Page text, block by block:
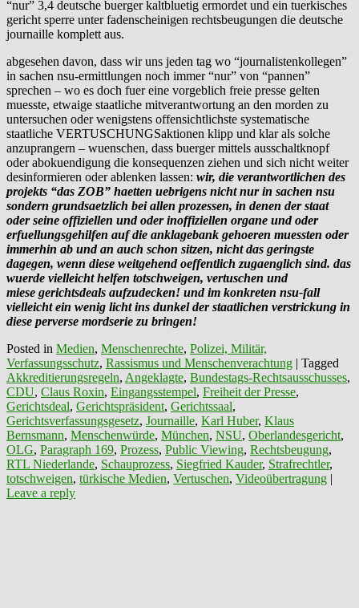
“nur” 3,4 deutsche buerger kaltbluetig ermordet und ein tuerkisches
gericht sperre unter fadenscheinigen rechtsbeugungen die deutsche
journaille komplett aus.
abgesehen davon, dass wir uns jeden tag wo “journalistenkollegen”
in sachen nsu-ermittlungen noch immer “nur” von “pannen”
sprechen – wo es doch fuer eine vorgeblich freie presse gelten
muesste, etwaige staatliche mitverantwortung an den morden zu
untersuchen oder wenigstens offensichtlichste systematische
staatliche VERTUSCHUNGSaktionen klipp und klar als solche
anzuprangern – wuenschen, dass buerger mittels ausschaltknopf
oder abokuendigung die konsequenzen ziehen und sich nicht weiter
desinformieren oder ablenken lassen: wir, die verantwortlichen des
projekts “das ZOB” haetten uebrigens nicht nur in sachen nsu
sondern grundsaetzlich bei allen prozessen, in denen der staat
oder seine offiziellen und oder inoffiziellen organe und oder
erfuellungsgehilfen auf die anklagebank gehoeren muessten oder
immerhin ab und an auch schon sitzen, nicht das geringste
dagegen, wenn diese weitgehend oeffentlich zugaenglich sind. das
wuerde vielleicht helfen totschweigen, vertuschen und
miese gerichtsdeals aufzudecken! und im konkreten nsu-fall
vielleicht ein wenig licht ins dunkel der staatlichen verstrickung in
diese perverse mordserie zu bringen!
Posted in Medien, Menschenrechte, Polizei, Militär,
Verfassungsschutz, Rassismus und Menschenverachtung | Tagged
Akkreditierungsregeln, Angeklagte, Bundestags-Rechtsausschusses,
CDU, Claus Roxin, Eingangsstempel, Freiheit der Presse,
Gerichtsdeal, Gerichtspräsident, Gerichtssaal,
Gerichtsverfassungsgesetz, Journaille, Karl Huber, Klaus
Bernsmann, Menschenwürde, München, NSU, Oberlandesgericht,
OLG, Paragraph 169, Prozess, Public Viewing, Rechtsbeugung,
RTL Niederlande, Schauprozess, Siegfried Kauder, Strafrechtler,
totschweigen, türkische Medien, Vertuschen, Videoübertragung |
Leave a reply